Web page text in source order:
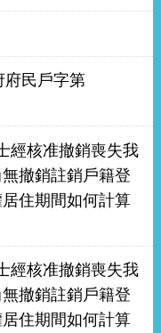
府民戶字第
經核准撤銷喪失我
撤銷註銷戶籍登
住期間如何計算
經核准撤銷喪失我
撤銷註銷戶籍登
住期間如何計算